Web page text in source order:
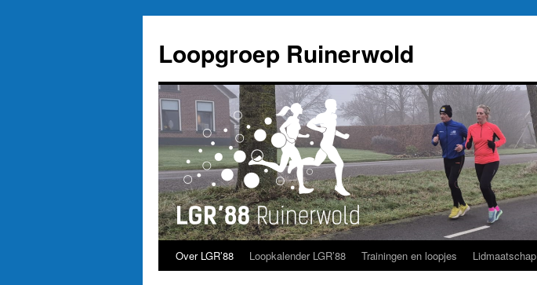
inhoud
Loopgroep Ruinerwold
Over LGR’88 Loopkalender LGR’88 Trainingen en loopjes Lidmaatschap